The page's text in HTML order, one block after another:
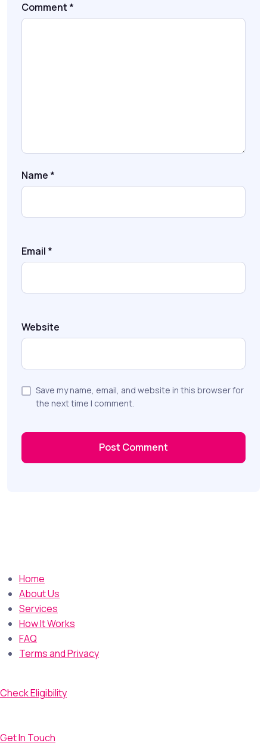
Comment *
Name *
Email *
Website
Save my name, email, and website in this browser for
the next time I comment.
Home
About Us
Services
How It Works
FAQ
Terms and Privacy
Check Eligibility
Get In Touch